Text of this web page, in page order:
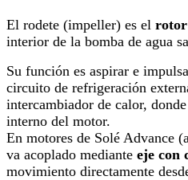
El rodete (impeller) es el
interior de la bomba de agua
Su función es aspirar e
circuito de refrigeración
intercambiador de calor,
interno del motor.
En motores de Solé Advance
va acoplado mediante eje con
movimiento directamente